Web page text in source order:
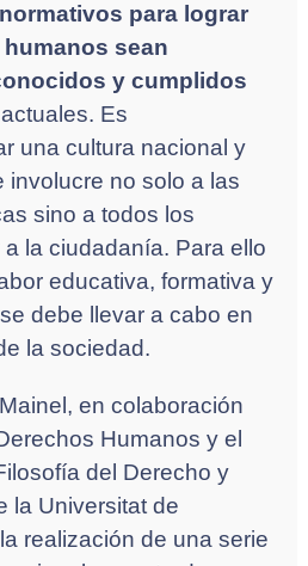
para lograr
sean
y cumplidos
Es
una cultura nacional y
involucre no solo a las
sino a todos los
la ciudadanía. Para ello
educativa, formativa y
debe llevar a cabo en
la sociedad.
en colaboración
Humanos y el
del Derecho y
la Universitat de
realización de una serie